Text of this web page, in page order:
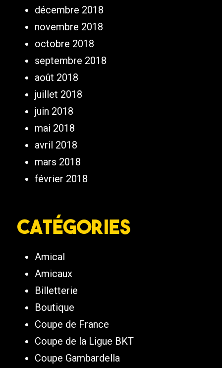
décembre 2018
novembre 2018
octobre 2018
septembre 2018
août 2018
juillet 2018
juin 2018
mai 2018
avril 2018
mars 2018
février 2018
Catégories
Amical
Amicaux
Billetterie
Boutique
Coupe de France
Coupe de la Ligue BKT
Coupe Gambardella